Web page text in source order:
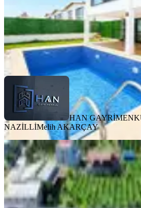
HAN GAYRİMENKUL NAZİLLİMelih
HAN
NAZİLLİMelih AKARÇAY
SIFIR BİNA
Nazilli Sevindikli
Doğayla İç İçe
Nazilli, Sevindikli
2+1 ·200 m²·